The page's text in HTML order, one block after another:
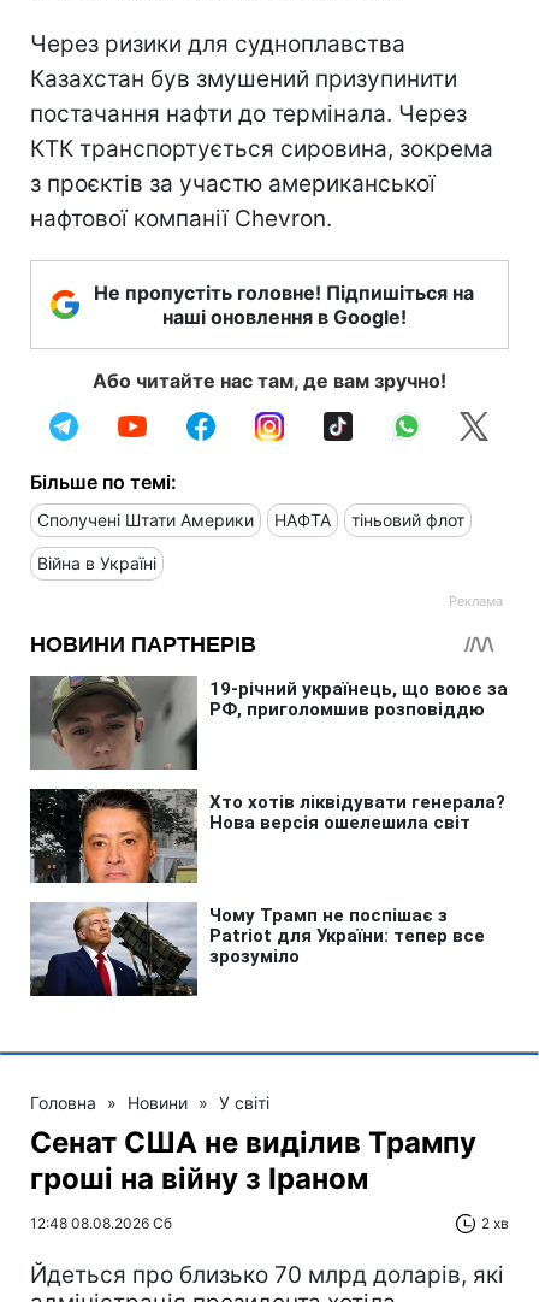
Через ризики для судноплавства
Казахстан був змушений призупинити
постачання нафти до термінала. Через
КТК транспортується сировина, зокрема
з проєктів за участю американської
нафтової компанії Chevron.
Не пропустіть головне! Підпишіться на
наші оновлення в Google!
Або читайте нас там, де вам зручно!
Більше по темі:
Сполучені Штати Америки НАФТА тіньовий флот
Війна в Україні
Головна » Новини » У світі
Сенат США не виділив Трампу
гроші на війну з Іраном
12:48 08.08.2026 Сб 2 хв
Йдеться про близько 70 млрд доларів, які